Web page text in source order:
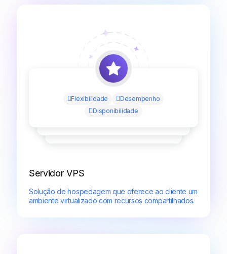
Flexibilidade
Desempenho
Disponibilidade
Servidor VPS
Solução de hospedagem que oferece ao cliente um
ambiente virtualizado com recursos compartilhados.